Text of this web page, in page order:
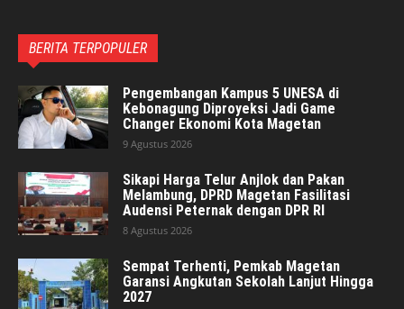
BERITA TERPOPULER
Pengembangan Kampus 5 UNESA di
Kebonagung Diproyeksi Jadi Game
Changer Ekonomi Kota Magetan
9 Agustus 2026
Sikapi Harga Telur Anjlok dan Pakan
Melambung, DPRD Magetan Fasilitasi
Audensi Peternak dengan DPR RI
8 Agustus 2026
Sempat Terhenti, Pemkab Magetan
Garansi Angkutan Sekolah Lanjut Hingga
2027